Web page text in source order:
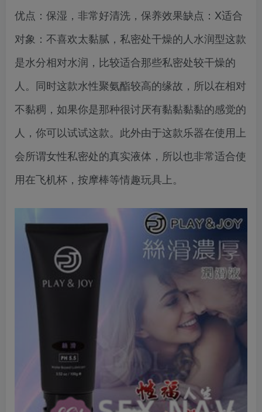
优点：保湿，非常好清洗，保养效果缺点：X适合
对象：不喜欢太黏腻，私密处干燥的人水润型这款
是水分相对水润，比较适合那些私密处较干燥的
人。同时这款水性聚氨酯较高的缘故，所以在相对
不黏稠，如果你是那种很讨厌有黏黏黏黏的感觉的
人，你可以试试这款。此外由于这款乐器在使用上
会所谓女性私密处的真实液体，所以也非常适合使
用在飞机杯，按摩棒等情趣玩具上。